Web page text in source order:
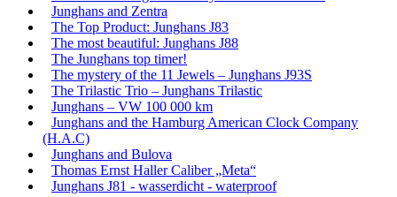
Junghans and Zentra
The Top Product: Junghans J83
The most beautiful: Junghans J88
The Junghans top timer!
The mystery of the 11 Jewels – Junghans J93S
The Trilastic Trio – Junghans Trilastic
Junghans – VW 100 000 km
Junghans and the Hamburg American Clock Company
(H.A.C)
Junghans and Bulova
Thomas Ernst Haller Caliber „Meta“
Junghans J81 - wasserdicht - waterproof